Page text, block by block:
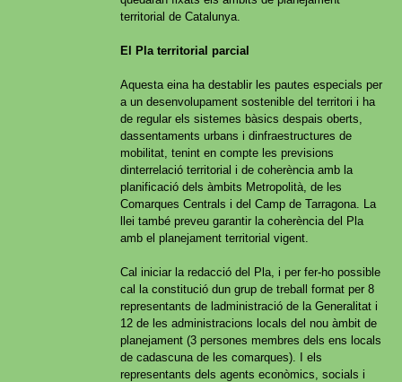
territorial de Catalunya.
El Pla territorial parcial
Aquesta eina ha destablir les pautes especials per
a un desenvolupament sostenible del territori i ha
de regular els sistemes bàsics despais oberts,
dassentaments urbans i dinfraestructures de
mobilitat, tenint en compte les previsions
dinterrelació territorial i de coherència amb la
planificació dels àmbits Metropolità, de les
Comarques Centrals i del Camp de Tarragona. La
llei també preveu garantir la coherència del Pla
amb el planejament territorial vigent.
Cal iniciar la redacció del Pla, i per fer-ho possible
cal la constitució dun grup de treball format per 8
representants de ladministració de la Generalitat i
12 de les administracions locals del nou àmbit de
planejament (3 persones membres dels ens locals
de cadascuna de les comarques). I els
representants dels agents econòmics, socials i